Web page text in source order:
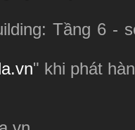
Tầng 6 -
" khi phát